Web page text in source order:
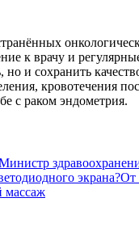
к врачу и
и сохранить
кровотечения
с раком эндометрия.
От
массаж